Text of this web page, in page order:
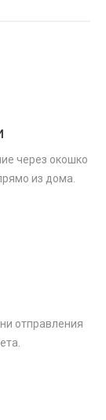
через окошко
из дома.
отправления